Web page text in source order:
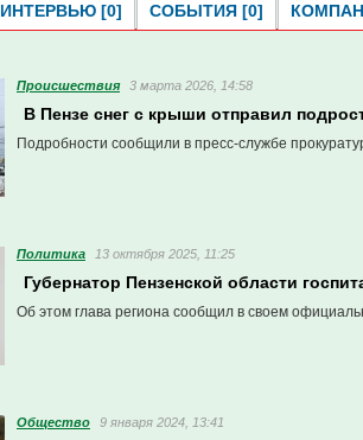
ИНТЕРВЬЮ [0] СОБЫТИЯ [0]
Проиcшествия 3 марта 2026, 14:58
В Пензе снег с крыши отправил
Подробности сообщили в пресс-службе
Политика 13 октября 2025, 11:25
Губернатор Пензенской области
Об этом глава региона сообщил в своем
Общество 9 января 2024, 13:41